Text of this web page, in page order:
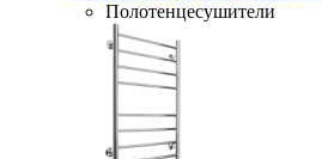
Полотенцесушители